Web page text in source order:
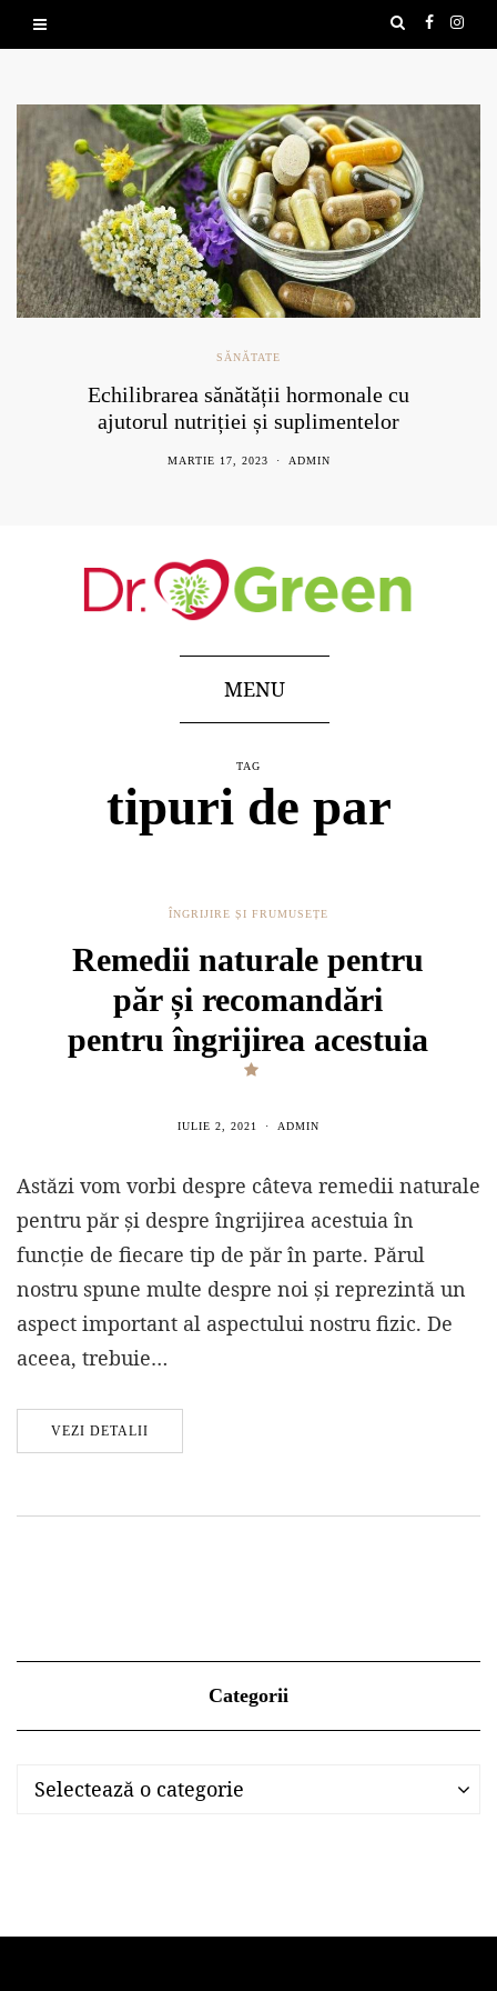
SĂNĂTATE
Echilibrarea sănătății hormonale cu
ajutorul nutriției și suplimentelor
MARTIE 17, 2023 ADMIN
MENU
TAG
tipuri de par
ÎNGRIJIRE ȘI FRUMUSEȚE
Remedii naturale pentru
păr și recomandări
pentru îngrijirea acestuia
IULIE 2, 2021 ADMIN
Astăzi vom vorbi despre câteva remedii naturale
pentru păr și despre îngrijirea acestuia în
funcție de fiecare tip de păr în parte. Părul
nostru spune multe despre noi și reprezintă un
aspect important al aspectului nostru fizic. De
aceea, trebuie…
VEZI DETALII
Categorii
Categorii
Selectează o categorie
Categorii